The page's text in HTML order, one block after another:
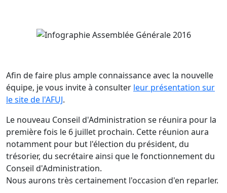
Afin de faire plus ample connaissance avec la nouvelle
équipe, je vous invite à consulter leur présentation sur
le site de l'AFUJ.
Le nouveau Conseil d'Administration se réunira pour la
première fois le 6 juillet prochain. Cette réunion aura
notamment pour but l'élection du président, du
trésorier, du secrétaire ainsi que le fonctionnement du
Conseil d'Administration.
Nous aurons très certainement l'occasion d'en reparler.